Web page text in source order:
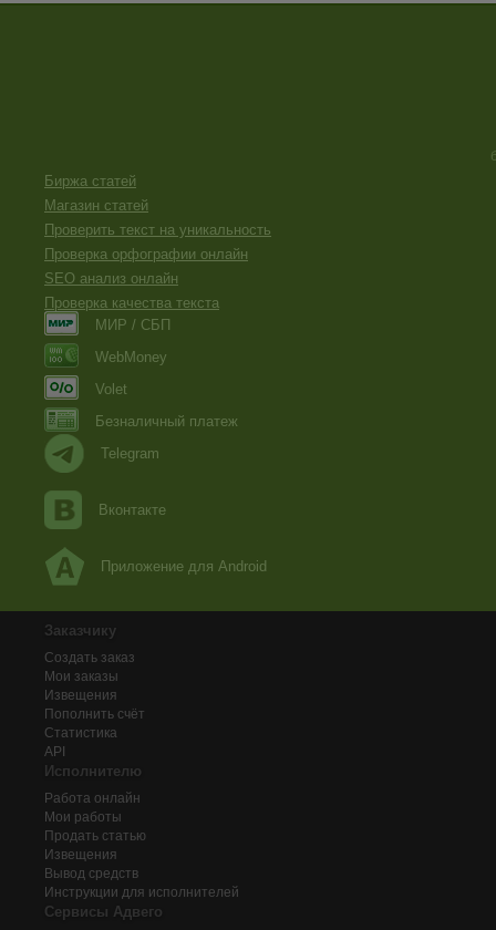
Биржа статей
Магазин статей
Проверить текст на уникальность
Проверка орфографии онлайн
SEO анализ онлайн
Проверка качества текста
МИР / СБП
WebMoney
Volet
Безналичный платеж
Telegram
Вконтакте
Приложение для Android
Заказчику
Создать заказ
Мои заказы
Извещения
Пополнить счёт
Статистика
API
Исполнителю
Работа онлайн
Мои работы
Продать статью
Извещения
Вывод средств
Инструкции для исполнителей
Сервисы Адвего